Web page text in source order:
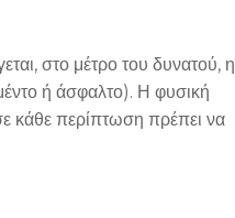
στο μέτρο του δυνατού, η
ή άσφαλτο). Η φυσική
κάθε περίπτωση πρέπει να